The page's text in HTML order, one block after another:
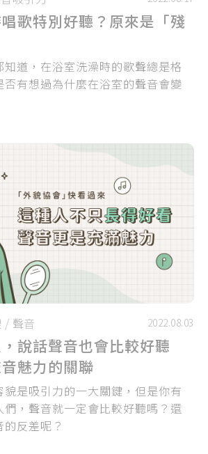
歌特別好聽？原來是「殘
道，在浴室洗澡時的歌聲總是格
否有想過為什麼在浴室的聲音會變
/ 聲音 2022.08.03
說話聲音也會比較好聽
魅力的關聯
是吸引力的一大關鍵，但是你有
，聲音就一定會比較好聽嗎？還
反差呢？